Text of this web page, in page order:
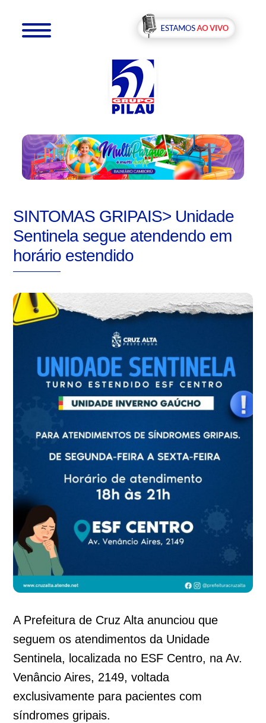
SINTOMAS GRIPAIS> Unidade
Sentinela segue atendendo em
horário estendido
A Prefeitura de Cruz Alta anunciou que
seguem os atendimentos da Unidade
Sentinela, localizada no ESF Centro, na Av.
Venâncio Aires, 2149, voltada
exclusivamente para pacientes com
síndromes gripais.